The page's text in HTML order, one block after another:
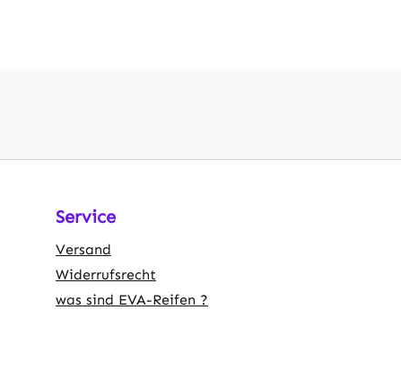
Service
Versand
Widerrufsrecht
was sind EVA-Reifen ?